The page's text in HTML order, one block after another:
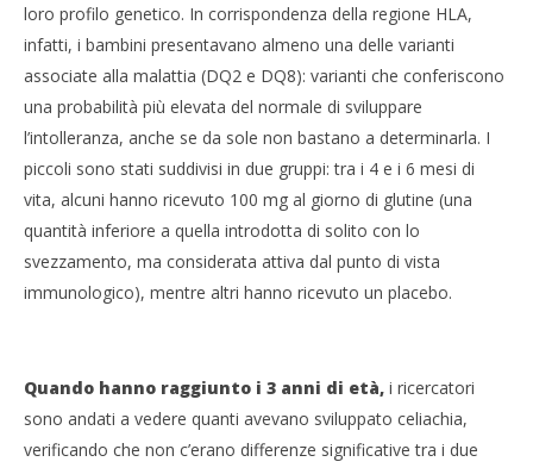
loro profilo genetico. In corrispondenza della regione HLA,
infatti, i bambini presentavano almeno una delle varianti
associate alla malattia (DQ2 e DQ8): varianti che conferiscono
una probabilità più elevata del normale di sviluppare
l’intolleranza, anche se da sole non bastano a determinarla. I
piccoli sono stati suddivisi in due gruppi: tra i 4 e i 6 mesi di
vita, alcuni hanno ricevuto 100 mg al giorno di glutine (una
quantità inferiore a quella introdotta di solito con lo
svezzamento, ma considerata attiva dal punto di vista
immunologico), mentre altri hanno ricevuto un placebo.
Quando hanno raggiunto i 3 anni di età, i ricercatori
sono andati a vedere quanti avevano sviluppato celiachia,
verificando che non c’erano differenze significative tra i due